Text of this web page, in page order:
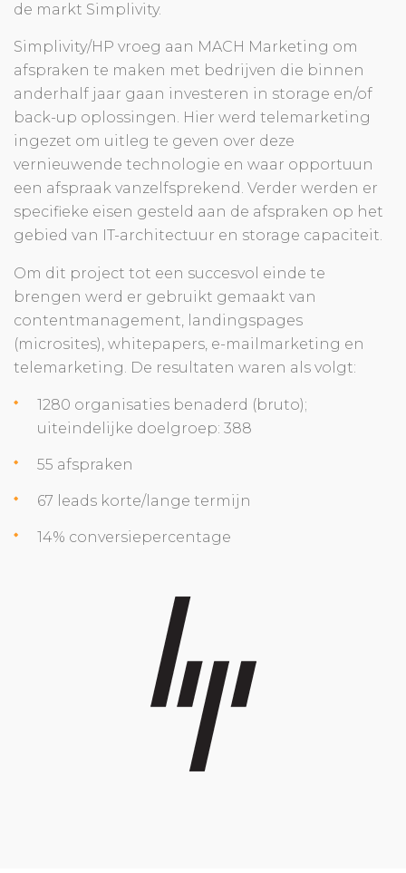
de markt Simplivity.
Simplivity/HP vroeg aan MACH Marketing om
afspraken te maken met bedrijven die binnen
anderhalf jaar gaan investeren in storage en/of
back-up oplossingen. Hier werd telemarketing
ingezet om uitleg te geven over deze
vernieuwende technologie en waar opportuun
een afspraak vanzelfsprekend. Verder werden er
specifieke eisen gesteld aan de afspraken op het
gebied van IT-architectuur en storage capaciteit.
Om dit project tot een succesvol einde te
brengen werd er gebruikt gemaakt van
contentmanagement, landingspages
(microsites), whitepapers, e-mailmarketing en
telemarketing. De resultaten waren als volgt:
1280 organisaties benaderd (bruto);
uiteindelijke doelgroep: 388
55 afspraken
67 leads korte/lange termijn
14% conversiepercentage